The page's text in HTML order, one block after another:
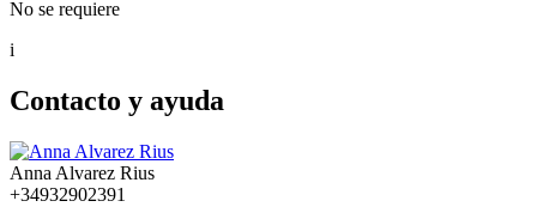
No se requiere
i
Contacto y ayuda
Anna Alvarez Rius
+34932902391